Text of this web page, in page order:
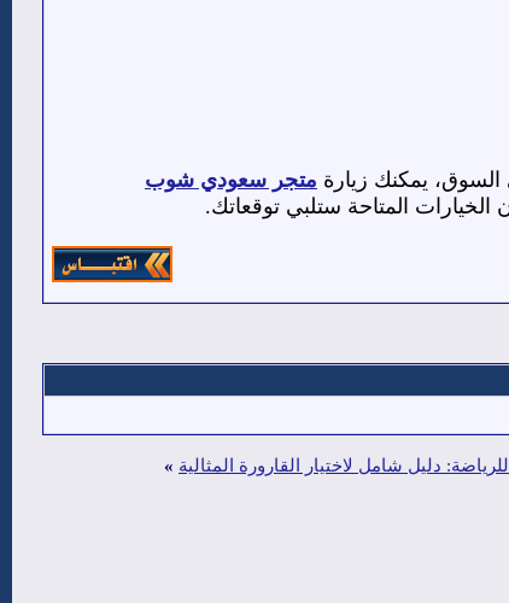
يمكنك زيارة متجر سعودي شوب
المتاحة ستلبي توقعاتك.
دليل شامل لاختيار القارورة المثالية »